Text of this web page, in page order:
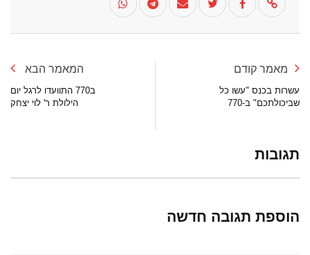
מאמר קודם
עשרות בכנס "עשו כל
שביכולתכם" ב-770
המאמר הבא
ב770 התוועדו לרגל יום
הילולת ר' לוי יצחק
תגובות
הוספת תגובה חדשה